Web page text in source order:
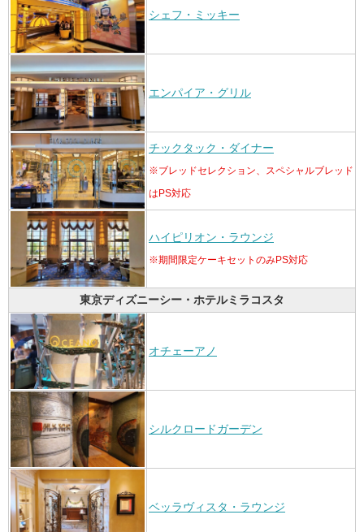
シェフ・ミッキー
エンパイア・グリル
チックタック・ダイナー
※ブレッドセレクション、スペシャルブレッド
はPS対応
ハイピリオン・ラウンジ
※期間限定ケーキセットのみPS対応
東京ディズニーシー・ホテルミラコスタ
オチェーアノ
シルクロードガーデン
ベッラヴィスタ・ラウンジ